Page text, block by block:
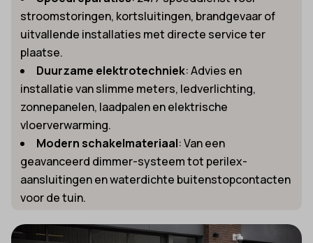
stroomstoringen, kortsluitingen, brandgevaar of
uitvallende installaties met directe service ter
plaatse.
Duurzame elektrotechniek: Advies en
installatie van slimme meters, ledverlichting,
zonnepanelen, laadpalen en elektrische
vloerverwarming.
Modern schakelmateriaal: Van een
geavanceerd dimmer-systeem tot perilex-
aansluitingen en waterdichte buitenstopcontacten
voor de tuin.